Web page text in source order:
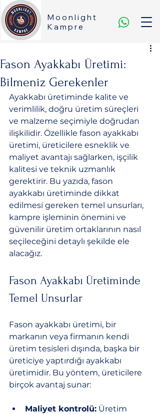
Moonlight
Kampre
Fason Ayakkabı Üretimi:
Bilmeniz Gerekenler
Ayakkabı üretiminde kalite ve
verimlilik, doğru üretim süreçleri
ve malzeme seçimiyle doğrudan
ilişkilidir. Özellikle fason ayakkabı
üretimi, üreticilere esneklik ve
maliyet avantajı sağlarken, işçilik
kalitesi ve teknik uzmanlık
gerektirir. Bu yazıda, fason
ayakkabı üretiminde dikkat
edilmesi gereken temel unsurları,
kampre işleminin önemini ve
güvenilir üretim ortaklarının nasıl
seçileceğini detaylı şekilde ele
alacağız.
Fason Ayakkabı Üretiminde
Temel Unsurlar
Fason ayakkabı üretimi, bir
markanın veya firmanın kendi
üretim tesisleri dışında, başka bir
üreticiye yaptırdığı ayakkabı
üretimidir. Bu yöntem, üreticilere
birçok avantaj sunar:
Maliyet kontrolü: Üretim